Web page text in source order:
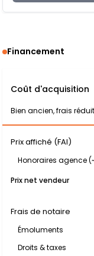
Financement
Coût d'acquisition
Bien ancien, frais
Prix affiché (FAI)
Honoraires agence
Prix net vendeur
Frais de notaire
Émoluments
Droits & taxes